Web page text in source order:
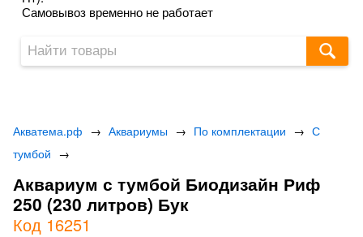
Самовывоз временно не работает
Акватема.рф → Аквариумы → По комплектации → С
тумбой →
Аквариум с тумбой Биодизайн Риф
250 (230 литров) Бук
Код 16251